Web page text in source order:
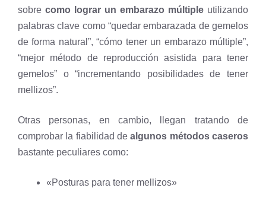
sobre como lograr un embarazo múltiple utilizando
palabras clave como “quedar embarazada de gemelos
de forma natural”, “cómo tener un embarazo múltiple”,
“mejor método de reproducción asistida para tener
gemelos” o “incrementando posibilidades de tener
mellizos”.
Otras personas, en cambio, llegan tratando de
comprobar la fiabilidad de algunos métodos caseros
bastante peculiares como:
«Posturas para tener mellizos»